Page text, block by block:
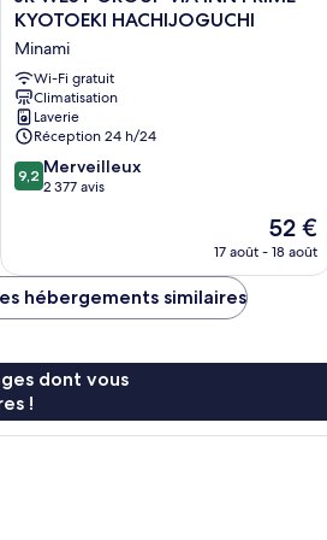
WEST
VIA
INN
PRIME
KYOTOEKI
HACHIJOGUCHI
Minami
KYOTOEKI HACHIJOGUCHI
Minami
Wi-Fi gratuit
Climatisation
Laverie
Réception 24 h/24
9.2
sur
9,2 Merveilleux
2 377 avis
Le
nouveau
52 €
17 août - 18 août
hébergements similaires
dont vous
!